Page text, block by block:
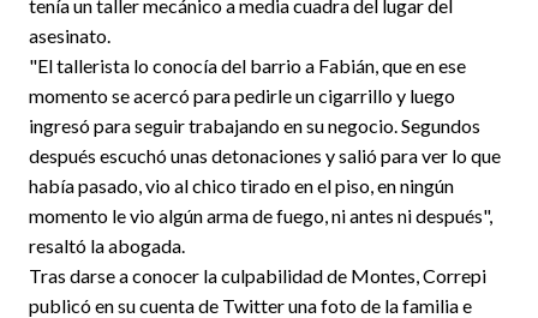
tenía un taller mecánico a media cuadra del lugar del
asesinato.
"El tallerista lo conocía del barrio a Fabián, que en ese
momento se acercó para pedirle un cigarrillo y luego
ingresó para seguir trabajando en su negocio. Segundos
después escuchó unas detonaciones y salió para ver lo que
había pasado, vio al chico tirado en el piso, en ningún
momento le vio algún arma de fuego, ni antes ni después",
resaltó la abogada.
Tras darse a conocer la culpabilidad de Montes, Correpi
publicó en su cuenta de Twitter una foto de la familia e